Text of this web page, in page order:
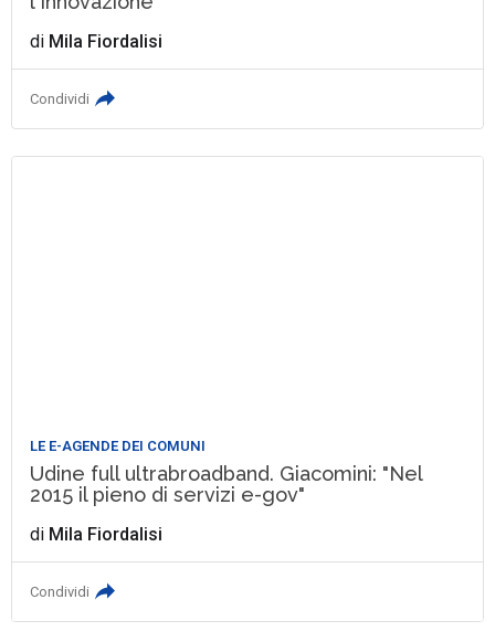
di Mila Fiordalisi
Condividi
LE E-AGENDE DEI COMUNI
Udine full ultrabroadband. Giacomini: "Nel
2015 il pieno di servizi e-gov"
di Mila Fiordalisi
Condividi